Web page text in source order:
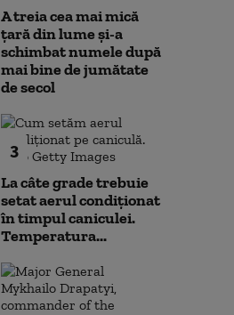
A treia cea mai mică
țară din lume și-a
schimbat numele după
mai bine de jumătate
de secol
3
La câte grade trebuie
setat aerul condiționat
în timpul caniculei.
Temperatura...